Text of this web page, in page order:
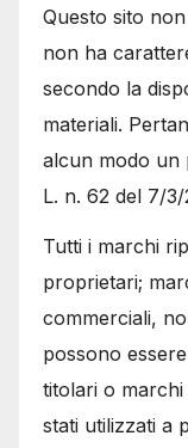
Questo sito
non ha
secondo la
materiali.
alcun modo un
L. n. 62 del 7/3/
Tutti i marchi
proprietari;
commerciali,
possono
titolari o marchi
stati utilizzati a